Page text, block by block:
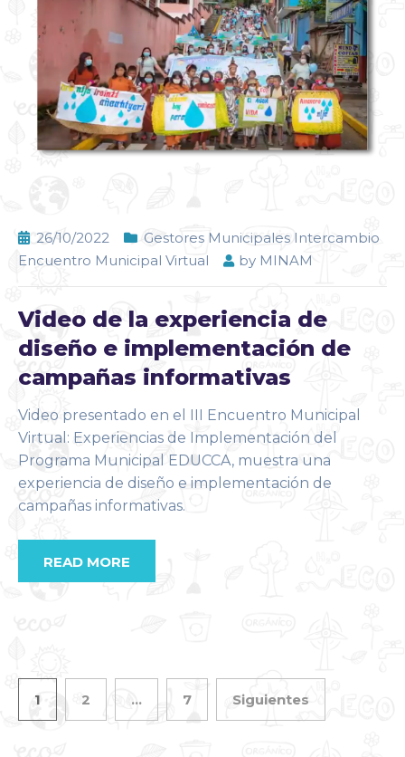
26/10/2022
Gestores Municipales Intercambio
Encuentro Municipal Virtual
by MINAM
Video de la experiencia de
diseño e implementación de
campañas informativas
Video presentado en el III Encuentro Municipal
Virtual: Experiencias de Implementación del
Programa Municipal EDUCCA, muestra una
experiencia de diseño e implementación de
campañas informativas.
READ MORE
1 2 … 7 Siguientes